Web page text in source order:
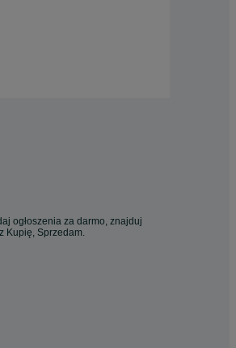
ogłoszenia za darmo, znajduj
Kupię, Sprzedam.